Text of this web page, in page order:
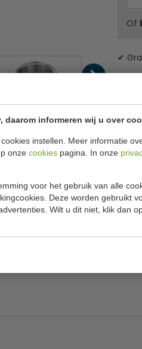
daarom informeren wij u over
instellen. Meer informatie
onze cookies pagina. In onze
voor het gebruik van alle
Deze worden gebruikt
Wilt u dit niet, klik dan
Of
✔
en duurzame
na het gebruik
in gebruik en in